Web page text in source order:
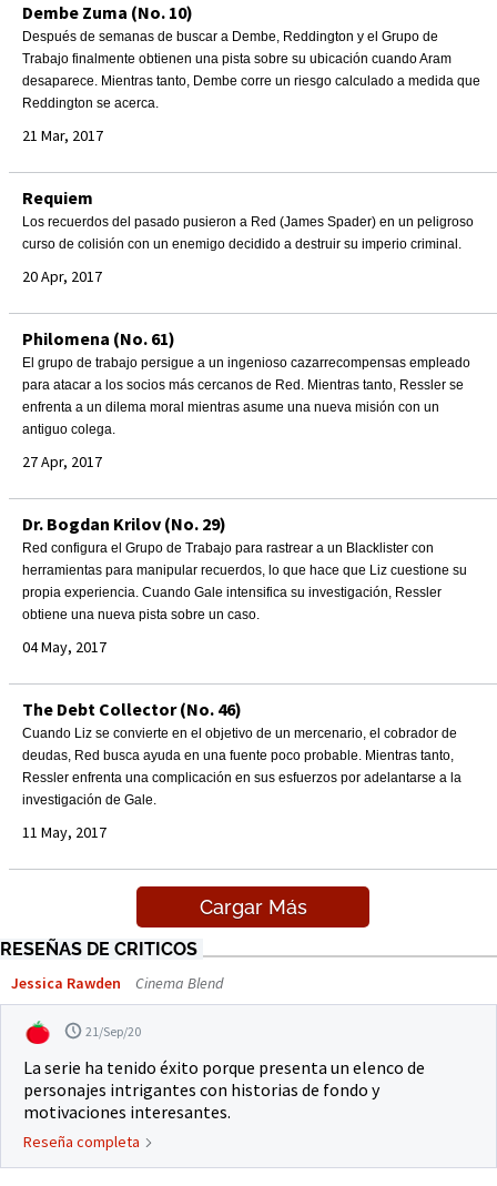
Dembe Zuma (No. 10)
Después de semanas de buscar a Dembe, Reddington y el Grupo de
Trabajo finalmente obtienen una pista sobre su ubicación cuando Aram
desaparece. Mientras tanto, Dembe corre un riesgo calculado a medida que
Reddington se acerca.
21 Mar, 2017
Requiem
Los recuerdos del pasado pusieron a Red (James Spader) en un peligroso
curso de colisión con un enemigo decidido a destruir su imperio criminal.
20 Apr, 2017
Philomena (No. 61)
El grupo de trabajo persigue a un ingenioso cazarrecompensas empleado
para atacar a los socios más cercanos de Red. Mientras tanto, Ressler se
enfrenta a un dilema moral mientras asume una nueva misión con un
antiguo colega.
27 Apr, 2017
Dr. Bogdan Krilov (No. 29)
Red configura el Grupo de Trabajo para rastrear a un Blacklister con
herramientas para manipular recuerdos, lo que hace que Liz cuestione su
propia experiencia. Cuando Gale intensifica su investigación, Ressler
obtiene una nueva pista sobre un caso.
04 May, 2017
The Debt Collector (No. 46)
Cuando Liz se convierte en el objetivo de un mercenario, el cobrador de
deudas, Red busca ayuda en una fuente poco probable. Mientras tanto,
Ressler enfrenta una complicación en sus esfuerzos por adelantarse a la
investigación de Gale.
11 May, 2017
Cargar Más
RESEÑAS DE CRITICOS
Jessica Rawden Cinema Blend
21/Sep/20
La serie ha tenido éxito porque presenta un elenco de
personajes intrigantes con historias de fondo y
motivaciones interesantes.
Reseña completa